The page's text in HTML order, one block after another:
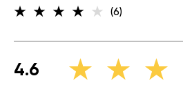
(6)
4.6